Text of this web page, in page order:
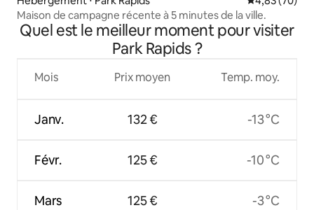
Maison de campagne récente à 5 minutes de la ville.
Quel est le meilleur moment pour visiter
Park Rapids ?
Mois
Janv.
Févr.
Mars
Prix moyen
132 €
125 €
125 €
Temp. moy.
-13 °C
-10 °C
-3 °C